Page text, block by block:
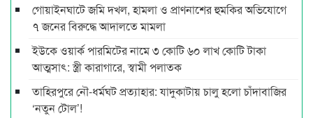
গোয়াইনঘাটে জমি দখল, হামলা ও প্রাণনাশের হুমকির অভিযোগে
৭ জনের বিরুদ্ধে আদালতে মামলা
ইউকে ওয়ার্ক পারমিটের নামে ৩ কোটি ৬০ লাখ কোটি টাকা
আত্মসাৎ: স্ত্রী কারাগারে, স্বামী পলাতক
তাহিরপুরে নৌ-ধর্মঘট প্রত্যাহার: যাদুকাটায় চালু হলো চাঁদাবাজির
‘নতুন টোল’!